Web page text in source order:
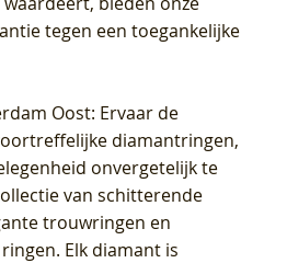
tegen een toegankelijke
Oost: Ervaar de
diamantringen,
onvergetelijk te
van schitterende
trouwringen en
Elk diamant is